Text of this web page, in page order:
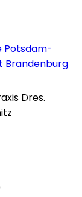
Potsdam-
Brandenburg
Dres.